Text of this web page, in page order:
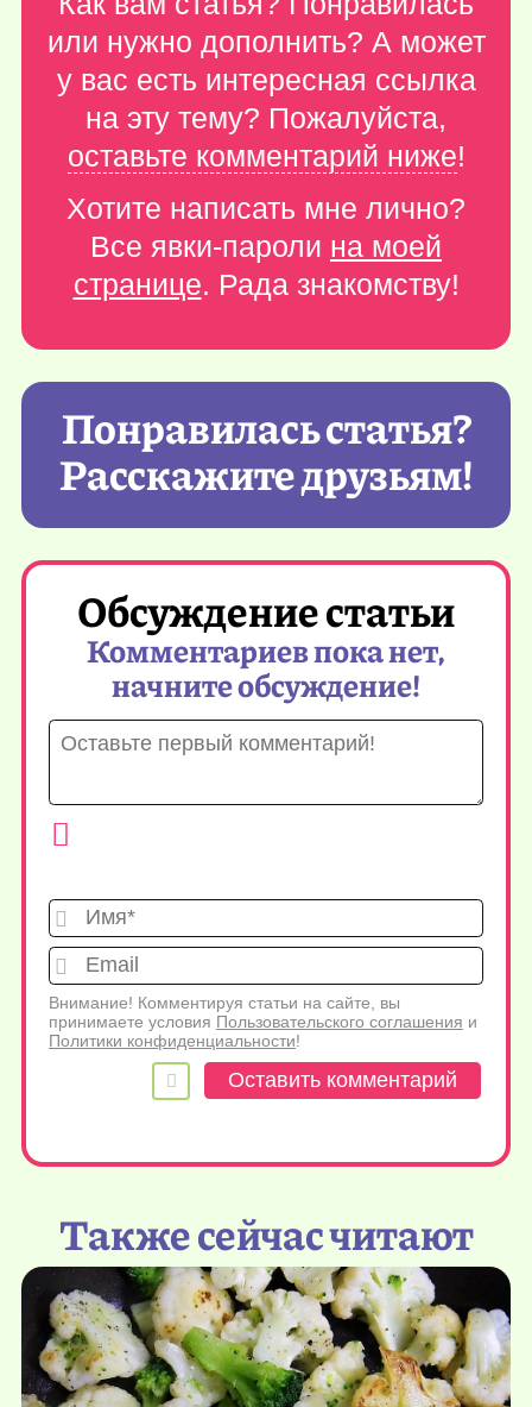
или нужно дополнить? А может
у вас есть интересная ссылка
на эту тему? Пожалуйста,
оставьте комментарий ниже!
Хотите написать мне лично?
Все явки-пароли на моей
странице. Рада знакомству!
Понравилась статья?
Расскажите друзьям!
Обсуждение статьи
Комментариев пока нет,
начните обсуждение!
Имя*
Внимание! Комментируя статьи на сайте, вы
принимаете условия Пользовательского соглашения и
Политики конфиденциальности!
Также сейчас читают